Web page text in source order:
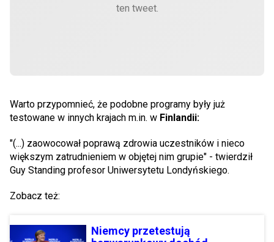
ten tweet.
Warto przypomnieć, że podobne programy były już
testowane w innych krajach m.in. w Finlandii:
"(...) zaowocował poprawą zdrowia uczestników i nieco
większym zatrudnieniem w objętej nim grupie" - twierdził
Guy Standing profesor Uniwersytetu Londyńskiego.
Zobacz też:
Niemcy przetestują